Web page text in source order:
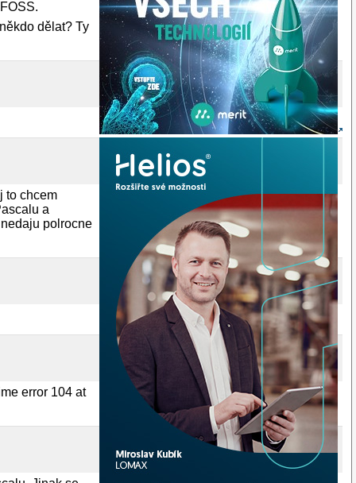
dělat? Ty
to chcem
a
polrocne
error 104 at